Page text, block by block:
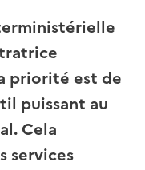
priorité est de
puissant au
Cela
services